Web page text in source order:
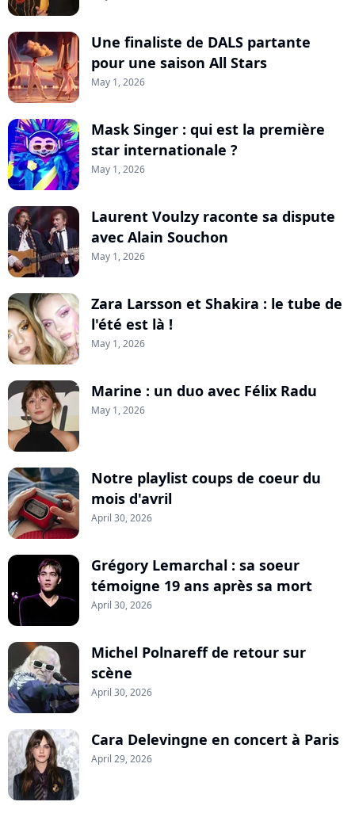
Une finaliste de DALS partante
pour une saison All Stars
May 1, 2026
Mask Singer : qui est la première
star internationale ?
May 1, 2026
Laurent Voulzy raconte sa dispute
avec Alain Souchon
May 1, 2026
Zara Larsson et Shakira : le tube de
l'été est là !
May 1, 2026
Marine : un duo avec Félix Radu
May 1, 2026
Notre playlist coups de coeur du
mois d'avril
April 30, 2026
Grégory Lemarchal : sa soeur
témoigne 19 ans après sa mort
April 30, 2026
Michel Polnareff de retour sur
scène
April 30, 2026
Cara Delevingne en concert à Paris
April 29, 2026